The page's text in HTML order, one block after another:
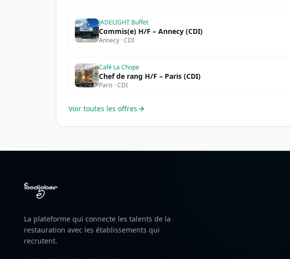
JADELIGHT Buffet
Commis(e) H/F – Annecy (CDI)
Annecy · CDI
Café La Chope
Chef de rang H/F – Paris (CDI)
Paris · CDI
Voir toutes les offres
La plateforme qui connecte les talents de la
restauration avec les établissements qui
recrutent.